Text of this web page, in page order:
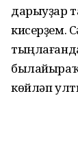
дарыуҙар
кисерҙем.
көйләп